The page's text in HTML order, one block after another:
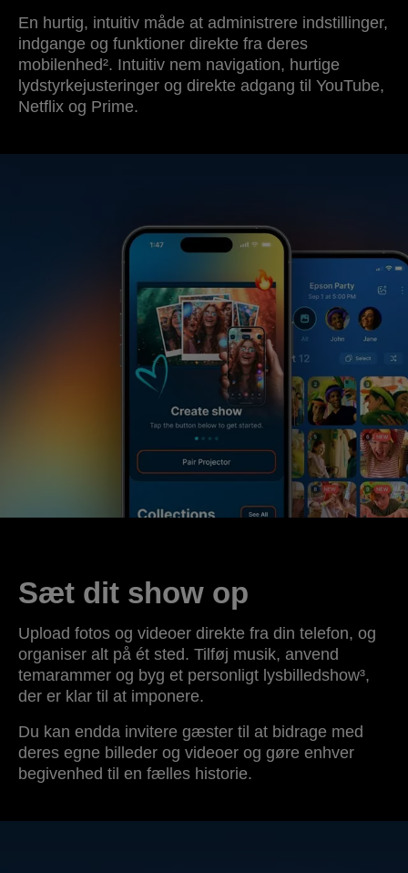
En hurtig, intuitiv måde at administrere indstillinger,
indgange og funktioner direkte fra deres
mobilenhed². Intuitiv nem navigation, hurtige
lydstyrkejusteringer og direkte adgang til YouTube,
Netflix og Prime.
Sæt dit show op
Upload fotos og videoer direkte fra din telefon, og
organiser alt på ét sted. Tilføj musik, anvend
temarammer og byg et personligt lysbilledshow³,
der er klar til at imponere.
Du kan endda invitere gæster til at bidrage med
deres egne billeder og videoer og gøre enhver
begivenhed til en fælles historie.